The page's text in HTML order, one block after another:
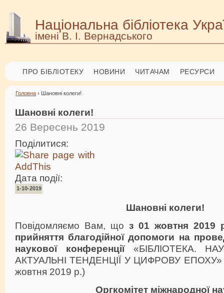
Національна бібліотека
імені В. І. Вернадського
ПРО БІБЛІОТЕКУ НОВИНИ ЧИТАЧАМ РЕСУРСИ
Головна › Шановні колеги!
Шановні колеги!
26 Вересень 2019
Поділитися:
Дата події:
1-10-2019
Шановні колеги!
Повідомляємо Вам, що з 01 жовтня 2019
прийняття благодійної допомоги на
наукової конференції«БІБЛІОТЕКА.
АКТУАЛЬНІ ТЕНДЕНЦІЇ У ЦИФРОВУ ЕПОХУ»
жовтня 2019 р.)
Оргкомітет міжнародної